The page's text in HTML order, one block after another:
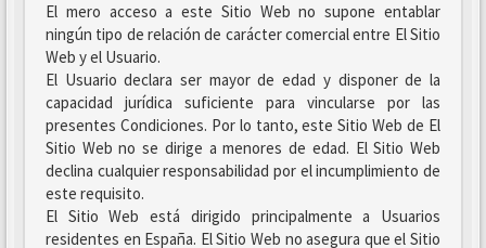
El mero acceso a este Sitio Web no supone entablar
ningún tipo de relación de carácter comercial entre El Sitio
Web y el Usuario.
El Usuario declara ser mayor de edad y disponer de la
capacidad jurídica suficiente para vincularse por las
presentes Condiciones. Por lo tanto, este Sitio Web de El
Sitio Web no se dirige a menores de edad. El Sitio Web
declina cualquier responsabilidad por el incumplimiento de
este requisito.
El Sitio Web está dirigido principalmente a Usuarios
residentes en España. El Sitio Web no asegura que el Sitio